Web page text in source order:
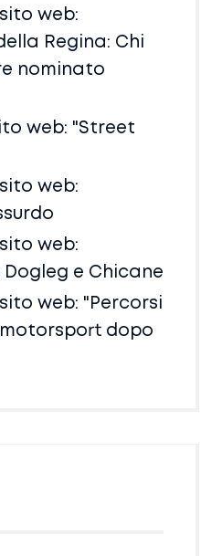
web:
Regina: Chi
nominato
web: "Street
web:
web:
e Chicane
web: "Percorsi
dopo